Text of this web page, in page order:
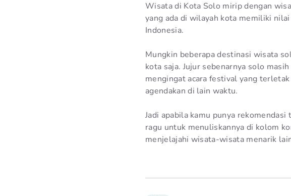
Wisata di Kota Solo mirip dengan
yang ada di wilayah kota memiliki
Indonesia.
Mungkin beberapa destinasi wisata
kota saja. Jujur sebenarnya solo
mengingat acara festival yang
agendakan di lain waktu.
Jadi apabila kamu punya
ragu untuk menuliskannya di kolom
menjelajahi wisata-wisata menarik